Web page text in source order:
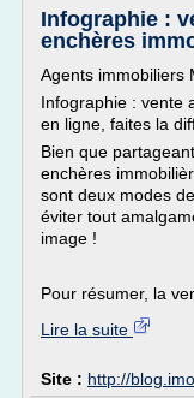
Infographie :
enchères
Agents immobiliers
Infographie : vente
en ligne, faites la
Bien que
enchères
sont deux modes
éviter tout
image !
Pour résumer, la
Lire la suite
Site : http://